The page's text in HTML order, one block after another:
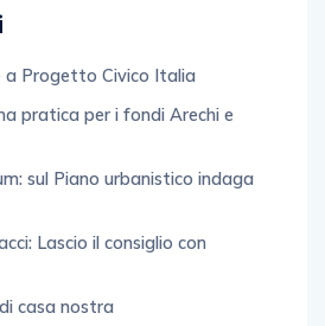
a Progetto Civico Italia
pratica per i fondi Arechi e
sul Piano urbanistico indaga
Lascio il consiglio con
di casa nostra